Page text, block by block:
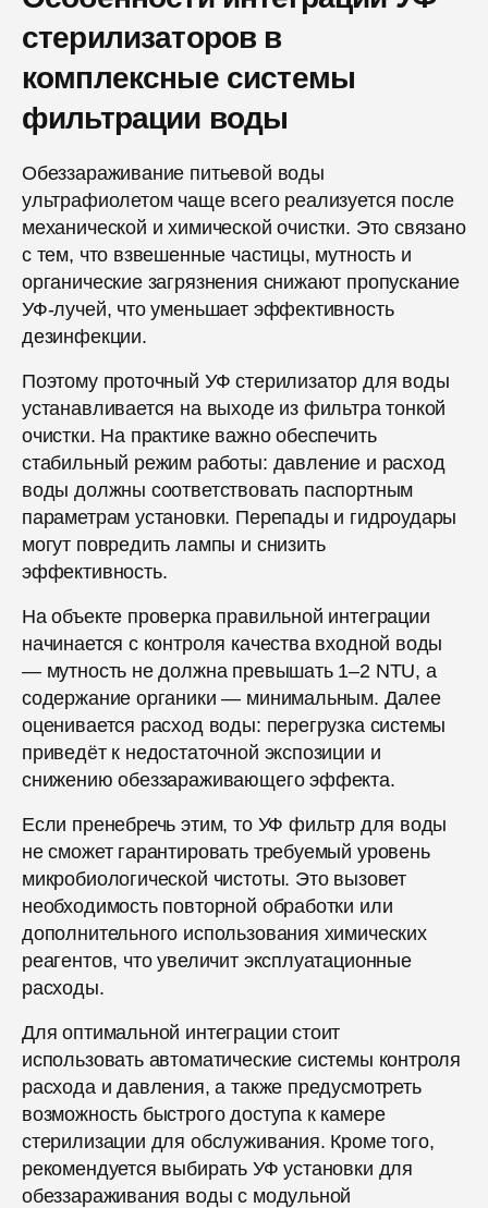
стерилизаторов в
комплексные системы
фильтрации воды
Обеззараживание питьевой воды
ультрафиолетом чаще всего реализуется после
механической и химической очистки. Это связано
с тем, что взвешенные частицы, мутность и
органические загрязнения снижают пропускание
УФ-лучей, что уменьшает эффективность
дезинфекции.
Поэтому проточный УФ стерилизатор для воды
устанавливается на выходе из фильтра тонкой
очистки. На практике важно обеспечить
стабильный режим работы: давление и расход
воды должны соответствовать паспортным
параметрам установки. Перепады и гидроудары
могут повредить лампы и снизить
эффективность.
На объекте проверка правильной интеграции
начинается с контроля качества входной воды
— мутность не должна превышать 1–2 NTU, а
содержание органики — минимальным. Далее
оценивается расход воды: перегрузка системы
приведёт к недостаточной экспозиции и
снижению обеззараживающего эффекта.
Если пренебречь этим, то УФ фильтр для воды
не сможет гарантировать требуемый уровень
микробиологической чистоты. Это вызовет
необходимость повторной обработки или
дополнительного использования химических
реагентов, что увеличит эксплуатационные
расходы.
Для оптимальной интеграции стоит
использовать автоматические системы контроля
расхода и давления, а также предусмотреть
возможность быстрого доступа к камере
стерилизации для обслуживания. Кроме того,
рекомендуется выбирать УФ установки для
обеззараживания воды с модульной